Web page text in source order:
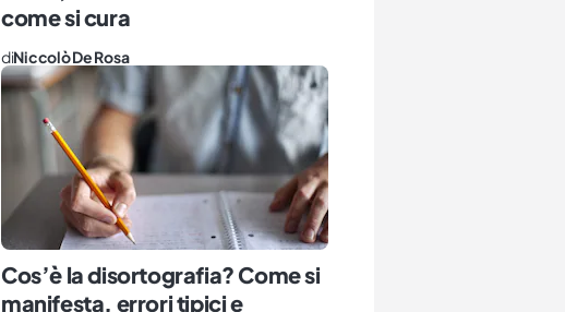
come si cura
diNiccolò De Rosa
Cos’è la disortografia? Come si
manifesta, errori tipici e